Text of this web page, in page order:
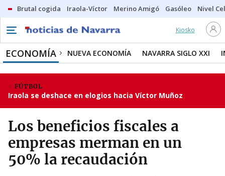
Brutal cogida Iraola-Víctor Merino Amigó Gasóleo Nivel
Kiosko
ECONOMÍA NUEVA ECONOMÍA NAVARRA SIGLO XXI
FÚTBOL
Iraola se deshace en elogios hacia Víctor Muñoz
Los beneficios fiscales a
empresas merman en un
50% la recaudación